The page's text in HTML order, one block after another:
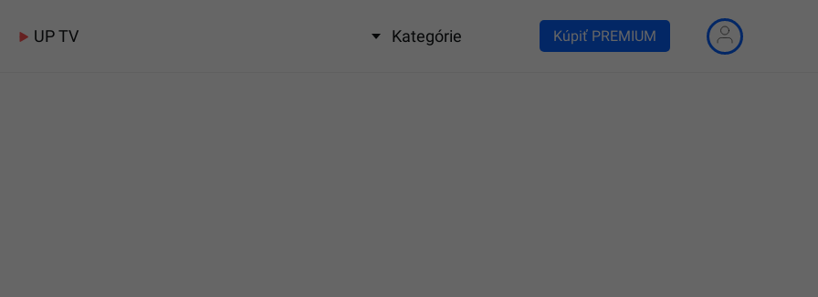
UP TV Kategórie Kúpiť PREMIUM